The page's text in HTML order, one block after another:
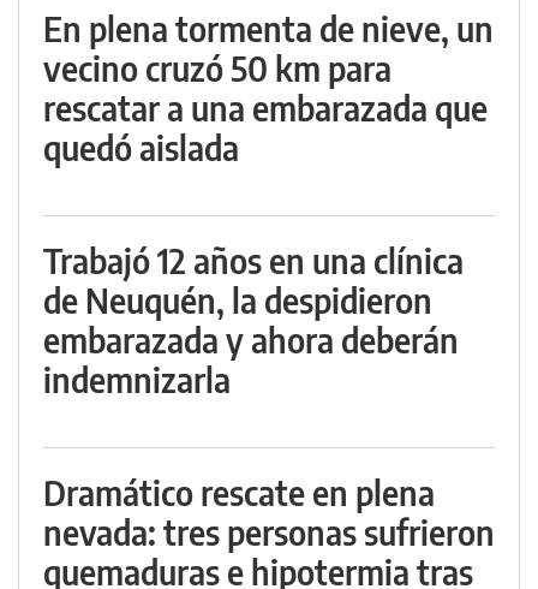
En plena tormenta de nieve, un
vecino cruzó 50 km para
rescatar a una embarazada que
quedó aislada
Trabajó 12 años en una clínica
de Neuquén, la despidieron
embarazada y ahora deberán
indemnizarla
Dramático rescate en plena
nevada: tres personas sufrieron
quemaduras e hipotermia tras